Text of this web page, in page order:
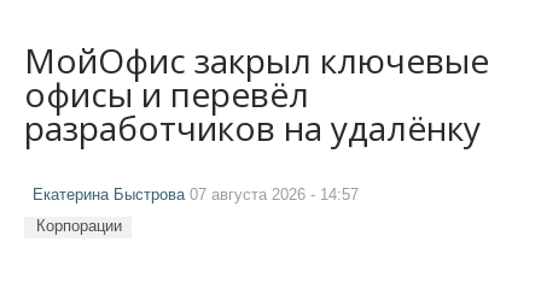
МойОфис закрыл ключевые
офисы и перевёл
разработчиков на удалёнку
Екатерина Быстрова 07 августа 2026 - 14:57
Корпорации